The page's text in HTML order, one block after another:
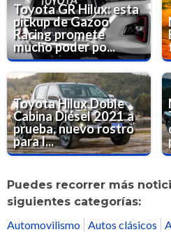
Toyota GR Hilux: esta
pickup de Gazoo
Racing promete
mucho poder po...
Toyota Hilux Doble
Cabina Diésel 2021 a
prueba, nuevo rostro
para l...
Puedes recorrer más
siguientes categorías:
Automovilismo
Autos clásicos